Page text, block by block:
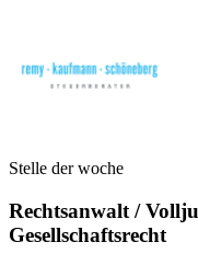
Stelle der woche
Rechtsanwalt /
Gesellschaftsrecht